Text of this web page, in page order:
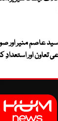
عاصم منیر اور
تعاون اور استعدادِ